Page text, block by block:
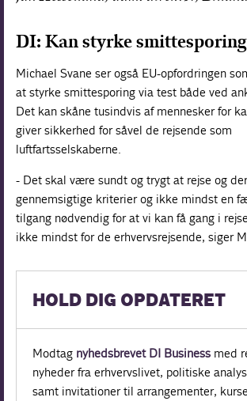
DI: Kan styrke smittesporing
Michael Svane ser også EU-opfordringen
at styrke smittesporing via test både ved
Det kan skåne tusindvis af mennesker for
giver sikkerhed for såvel de rejsende som
luftfartsselskaberne.
- Det skal være sundt og trygt at rejse og
gennemsigtige kriterier og ikke mindst en
tilgang nødvendig for at vi kan få gang i
ikke mindst for de erhvervsrejsende, siger
HOLD DIG OPDATERET
Modtag nyhedsbrevet DI Business med
nyheder fra erhvervslivet, politiske
samt invitationer til arrangementer,